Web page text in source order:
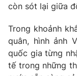
còn sót lại giữa
Trong khoảnh
quân, hình ảnh
quốc gia từng
tế trong những